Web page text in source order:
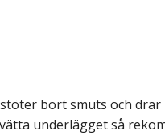
bort smuts och
underlägget så